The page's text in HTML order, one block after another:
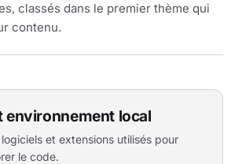
classés dans le premier thème qui
contenu.
environnement local
et extensions utilisés pour
le code.